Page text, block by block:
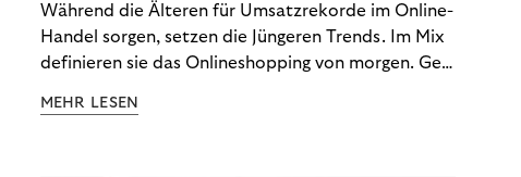
Während die Älteren für Umsatzrekorde im Online-
Handel sorgen, setzen die Jüngeren Trends. Im Mix
definieren sie das Onlineshopping von morgen. Gen
gemeinsame Leidenschaft - allerdings
MEHR LESEN